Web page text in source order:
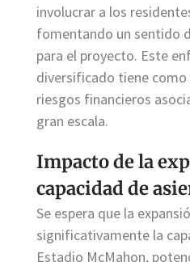
involucrar a los
fomentando un sentido
para el proyecto. Este
diversificado tiene
riesgos financieros
gran escala.
Impacto de la
capacidad de
Se espera que la
significativamente la
Estadio McMahon,